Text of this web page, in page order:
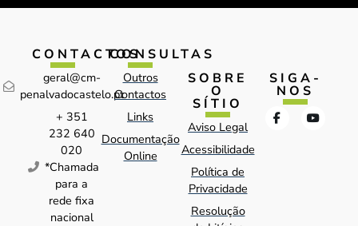
CONTACTOS
geral@cm-
penalvadocastelo.pt
+ 351
232 640
020
*Chamada
para a
rede fixa
nacional
CONSULTAS
Outros
Contactos
Links
Documentação
Online
SOBRE
O
SÍTIO
Aviso Legal
Acessibilidade
Política de
Privacidade
Resolução
SIGA-
NOS